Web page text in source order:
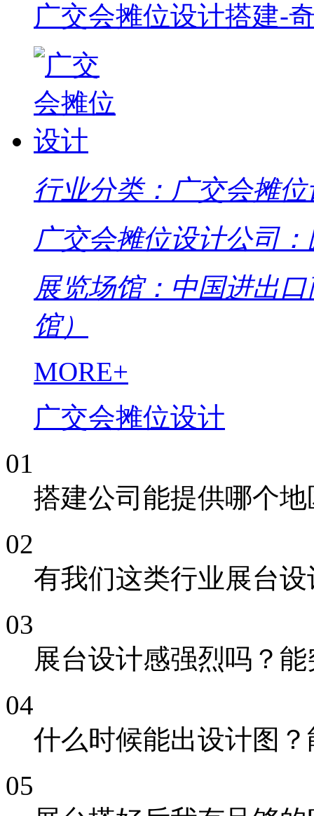
广交会摊位设计搭建-
行业分类：广交会摊位
广交会摊位设计公司
展览场馆：中国进出
馆）
MORE+
广交会摊位设计
01
搭建公司能提供哪个
02
有我们这类行业展台
03
展台设计感强烈吗？
04
什么时候能出设计图
05